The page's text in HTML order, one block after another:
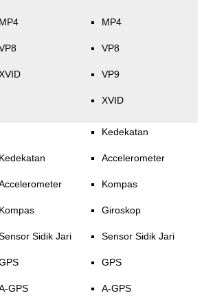
MP4 MP4
VP8
VP9
XVID
Kedekatan
Kompas
Sidik Jari
GPS
Kedekatan
Accelerometer
Kompas
Giroskop
Sensor Sidik Jari
GPS
A-GPS